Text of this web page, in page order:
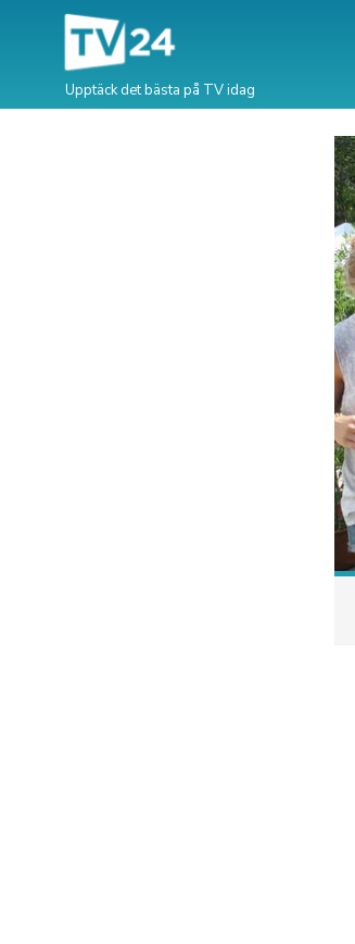
Upptäck det bästa på TV idag